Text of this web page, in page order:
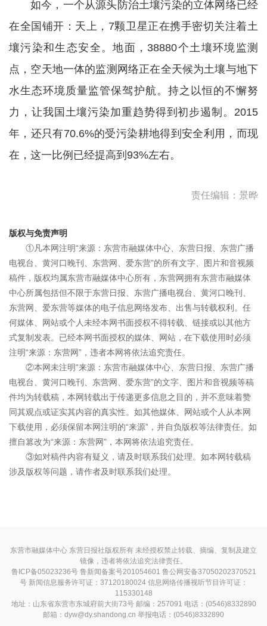
如今，一个从源头防治土壤污染的立体网络已经
在全国铺开：天上，7颗卫星正在携手密切关注着土
壤污染和生态安全。地面，38880个土壤环境监测
点，空天地一体的监测网络正在全天候为土壤与地下
水生态环境质量监管保驾护航。持之以恒的不懈努
力，让我国土壤污染加重趋势得到初步遏制。2015
年，还只有70.6%的受污染耕地得到安全利用，而现
在，这一比例已经提高到93%左右。
责任编辑：景晔
版权与免责声明
①凡本网注明“来源：东营市融媒体中心、东营日报、东营广播
电视台、黄河口晚刊、东营网、爱东营”的所有文字、图片和音视频
稿件，版权均属东营市融媒体中心所有，东营网拥有东营市融媒体
中心所属包括但不限于东营日报、东营广播电视台、黄河口晚刊、
东营网、爱东营等媒体的电子信息网络发布、出售与转载权利。任
何媒体、网站或个人未经本网书面授权不得转载、链接或以其他方
式复制发表。已经本网书面授权的媒体、网站，在下载使用时必须
注明“来源：东营网”，违者本网将依法追究责任。
②本网未注明“来源：东营市融媒体中心、东营日报、东营广播
电视台、黄河口晚刊、东营网、爱东营”的文字、图片和音视频等稿
件均为转载稿，本网转载出于传递更多信息之目的，并不意味着赞
同其观点或证实其内容的真实性。如其他媒体、网站或个人从本网
下载使用，必须保留本网注明的“来源”，并自负版权等法律责任。如
擅自篡改为“来源：东营网”，本网将依法追究责任。
③如对稿件内容有疑义，请及时联系我们处理。如本网转载稿
涉及版权等问题，请作者及时联系我们处理。
东营市融媒体中心 东营日报社版权所有 未经授权禁止转载、摘编、复制及建立
镜像，违者将依法追究法律责任。
鲁ICP备05023236号鲁新闻备案号201054601 鲁公网安备37050202370521
号 新闻信息服务许可证：37120180024信息网络传播视听节目许可证：
115330148
地址：山东省东营市东城府前大街73号 邮编：257091 电话：(0546)8332890
邮箱：dyw@dy.shandong.cn 举报电话：(0546)8332890